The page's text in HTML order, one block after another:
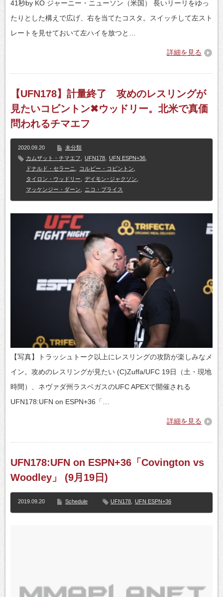
41秒by KO ジャーニー・ニューソン（米国） 長いリーリをゆっ
たりとした構えで広げ、右を当てたコスタ。スイッチして左スト
レートを見せておいて左ハイを放つと…
詳細を見る
【UFN178】計量終了 攻めのレスリングが
見たいコビントン✖ウッドリー。北米で真価
問われるチマエフ
2020.09.20
未分類
カムザット・チマエフ
UFN178 UFN ESPN+36
ドナルド・セラーニ
コルビー・コビントン
タイロン・ウッドリー
デイモン･ジャクソン
マッケンジー・ダーン
ニコ・プライス
【写真】トラッシュトーク以上にレスリングの攻防が楽しみなメ
イン。攻めのレスリングが見たい (C)Zuffa/UFC 19日（土・現地
時間）、ネヴァダ州ラスベガスのUFC APEXで開催される
UFN178:UFN on ESPN+36「…
詳細を見る
UFN178:UFN on ESPN+36「Covington vs
Woodley」 (9月19日)
2019.09.20 Schedule UFN178 UFN ESPN+36